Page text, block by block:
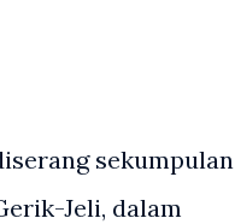
sekumpulan
Jeli, dalam